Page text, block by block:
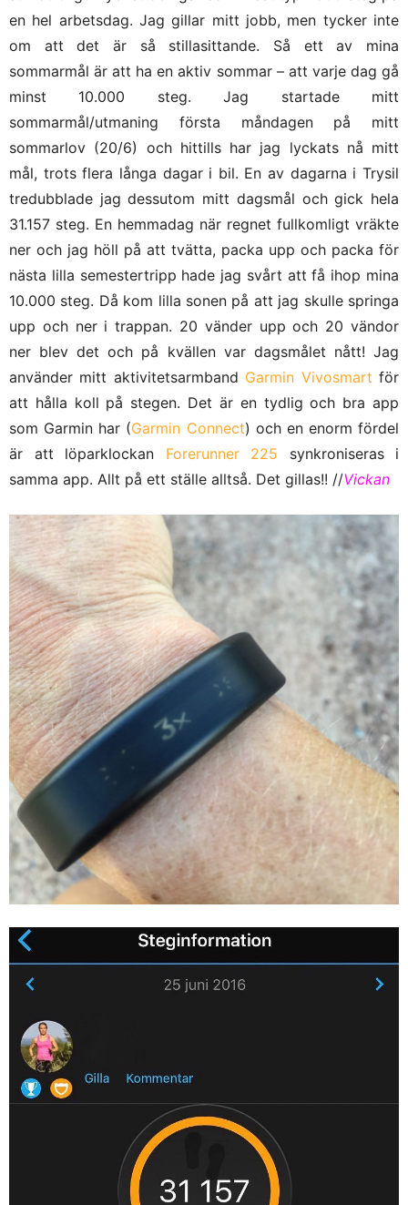
en hel arbetsdag. Jag gillar mitt jobb, men tycker inte
om att det är så stillasittande. Så ett av mina
sommarmål är att ha en aktiv sommar – att varje dag gå
minst 10.000 steg. Jag startade mitt
sommarmål/utmaning första måndagen på mitt
sommarlov (20/6) och hittills har jag lyckats nå mitt
mål, trots flera långa dagar i bil. En av dagarna i Trysil
tredubblade jag dessutom mitt dagsmål och gick hela
31.157 steg. En hemmadag när regnet fullkomligt vräkte
ner och jag höll på att tvätta, packa upp och packa för
nästa lilla semestertripp hade jag svårt att få ihop mina
10.000 steg. Då kom lilla sonen på att jag skulle springa
upp och ner i trappan. 20 vänder upp och 20 vändor
ner blev det och på kvällen var dagsmålet nått! Jag
använder mitt aktivitetsarmband Garmin Vivosmart för
att hålla koll på stegen. Det är en tydlig och bra app
som Garmin har (Garmin Connect) och en enorm fördel
är att löparklockan Forerunner 225 synkroniseras i
samma app. Allt på ett ställe alltså. Det gillas!! //Vickan